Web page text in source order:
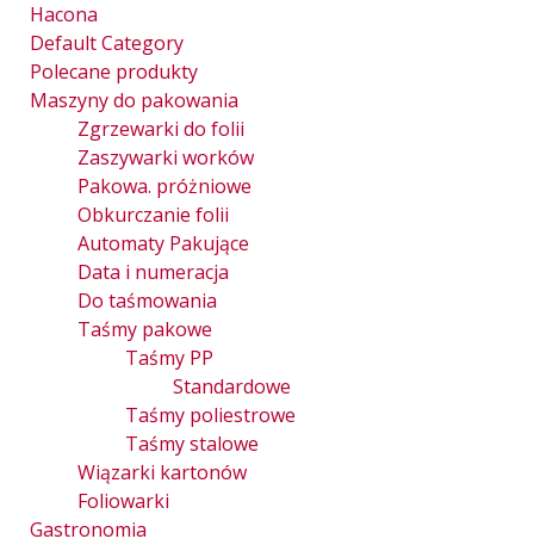
Hacona
Default Category
Polecane produkty
Maszyny do pakowania
Zgrzewarki do folii
Zaszywarki worków
Pakowa. próżniowe
Obkurczanie folii
Automaty Pakujące
Data i numeracja
Do taśmowania
Taśmy pakowe
Taśmy PP
Standardowe
Taśmy poliestrowe
Taśmy stalowe
Wiązarki kartonów
Foliowarki
Gastronomia